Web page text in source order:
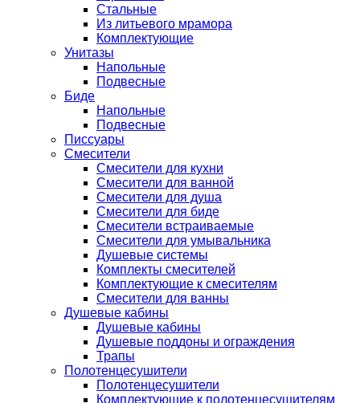
Стальные
Из литьевого мрамора
Комплектующие
Унитазы
Напольные
Подвесные
Биде
Напольные
Подвесные
Писсуары
Смесители
Смесители для кухни
Смесители для ванной
Смесители для душа
Смесители для биде
Смесители встраиваемые
Смесители для умывальника
Душевые системы
Комплекты смесителей
Комплектующие к смесителям
Смесители для ванны
Душевые кабины
Душевые кабины
Душевые поддоны и ограждения
Трапы
Полотенцесушители
Полотенцесушители
Комплектующие к полотенцесушителям